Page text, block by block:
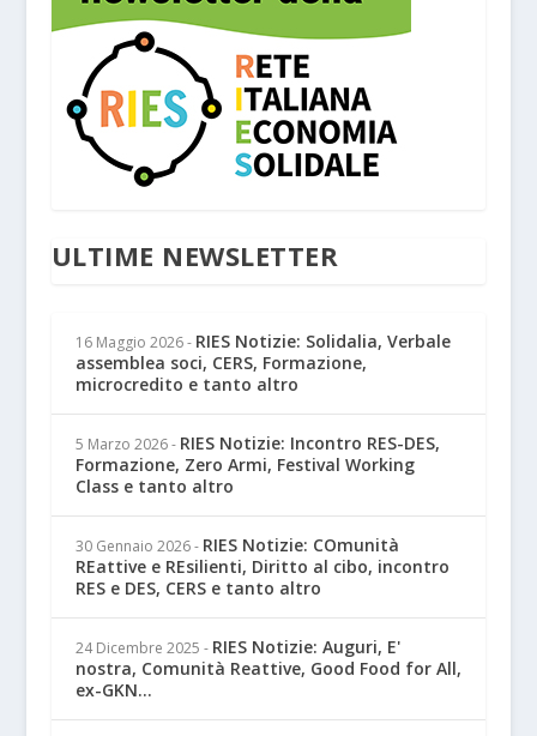
ULTIME NEWSLETTER
16 Maggio 2026 - RIES Notizie: Solidalia, Verbale
assemblea soci, CERS, Formazione,
microcredito e tanto altro
5 Marzo 2026 - RIES Notizie: Incontro RES-DES,
Formazione, Zero Armi, Festival Working
Class e tanto altro
30 Gennaio 2026 - RIES Notizie: COmunità
REattive e REsilienti, Diritto al cibo, incontro
RES e DES, CERS e tanto altro
24 Dicembre 2025 - RIES Notizie: Auguri, E'
nostra, Comunità Reattive, Good Food for All,
ex-GKN...